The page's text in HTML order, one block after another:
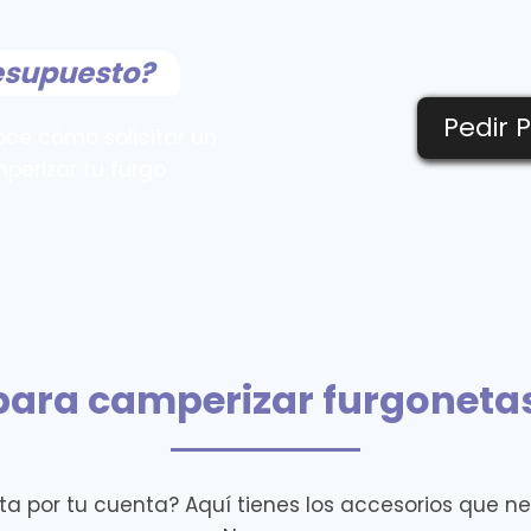
Pedir
camperizar
por tu cuenta? Aquí tienes los accesorios que